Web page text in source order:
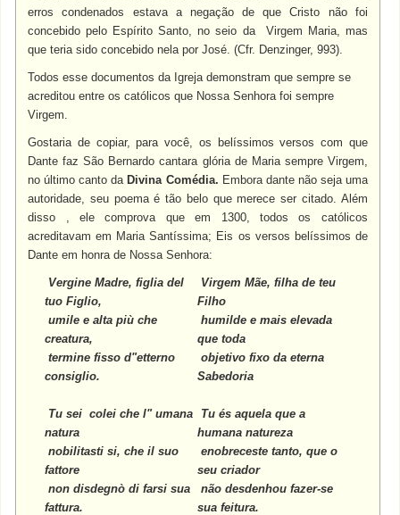
erros condenados estava a negação de que Cristo não foi
concebido pelo Espírito Santo, no seio da Virgem Maria, mas
que teria sido concebido nela por José. (Cfr. Denzinger, 993).
Todos esse documentos da Igreja demonstram que sempre se
acreditou entre os católicos que Nossa Senhora foi sempre
Virgem.
Gostaria de copiar, para você, os belíssimos versos com que
Dante faz São Bernardo cantara glória de Maria sempre Virgem,
no último canto daDivina Comédia. Embora dante não seja uma
autoridade, seu poema é tão belo que merece ser citado. Além
disso , ele comprova que em 1300, todos os católicos
acreditavam em Maria Santíssima; Eis os versos belíssimos de
Dante em honra de Nossa Senhora:
Vergine Madre, figlia del
tuo Figlio,
Virgem Mãe, filha de teu
Filho
umile e alta più che
creatura,
humilde e mais elevada
que toda
termine fisso d"etterno
consiglio.
objetivo fixo da eterna
Sabedoria
Tu sei colei che l" umana
natura
Tu és aquela que a
humana natureza
nobilitasti si, che il suo
fattore
enobreceste tanto, que o
seu criador
non disdegnò di farsi sua
fattura.
não desdenhou fazer-se
sua feitura.